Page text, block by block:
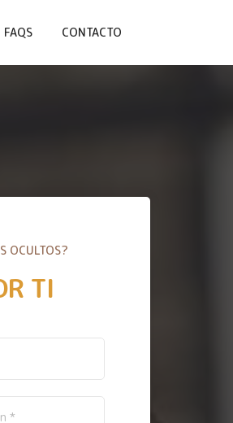
FAQS CONTACTO
OCULTOS?
TI